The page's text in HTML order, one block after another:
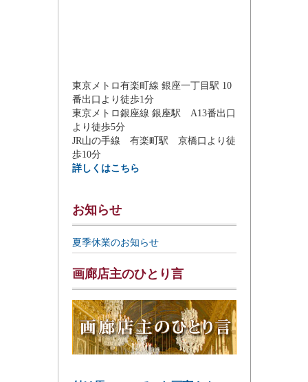
東京メトロ有楽町線 銀座一丁目駅 10
番出口より徒歩1分
東京メトロ銀座線 銀座駅 A13番出口
より徒歩5分
JR山の手線 有楽町駅 京橋口より徒
歩10分
詳しくはこちら
お知らせ
夏季休業のお知らせ
画廊店主のひとり言